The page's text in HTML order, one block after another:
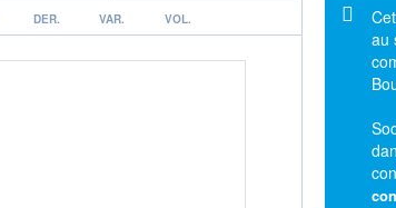
DER. VAR. VOL.
au